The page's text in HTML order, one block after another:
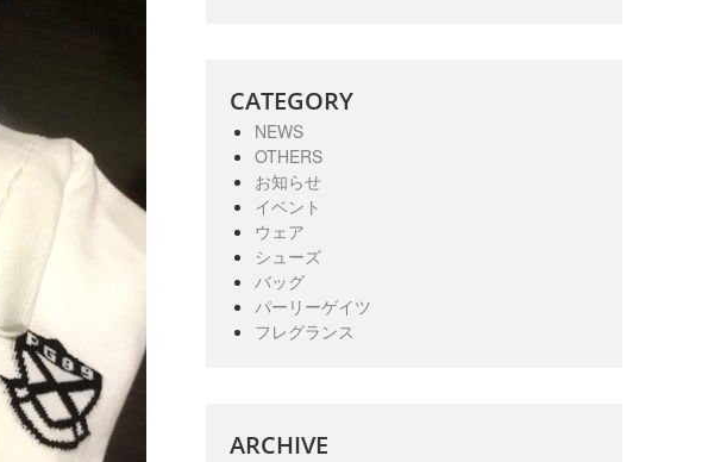
CATEGORY
NEWS
OTHERS
お知らせ
イベント
ウェア
シューズ
バッグ
パーリーゲイツ
フレグランス
ARCHIVE